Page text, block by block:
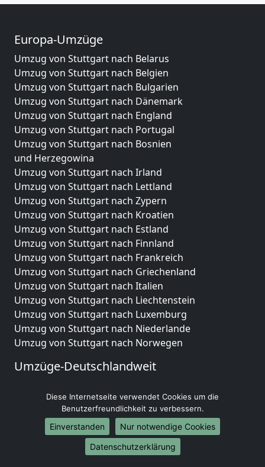
Europa-Umzüge
Umzug von Stuttgart nach Belarus
Umzug von Stuttgart nach Belgien
Umzug von Stuttgart nach Bulgarien
Umzug von Stuttgart nach Dänemark
Umzug von Stuttgart nach England
Umzug von Stuttgart nach Portugal
Umzug von Stuttgart nach Bosnien
und Herzegowina
Umzug von Stuttgart nach Irland
Umzug von Stuttgart nach Lettland
Umzug von Stuttgart nach Zypern
Umzug von Stuttgart nach Kroatien
Umzug von Stuttgart nach Estland
Umzug von Stuttgart nach Finnland
Umzug von Stuttgart nach Frankreich
Umzug von Stuttgart nach Griechenland
Umzug von Stuttgart nach Italien
Umzug von Stuttgart nach Liechtenstein
Umzug von Stuttgart nach Luxemburg
Umzug von Stuttgart nach Niederlande
Umzug von Stuttgart nach Norwegen
Umzüge-Deutschlandweit
Umzug von Stuttgart nach Hamburg
Umzug von Stuttgart nach München
Umzug von Stuttgart nach Köln
Umzug von Stuttgart nach Frankfurt am Main
Umzug von Stuttgart nach Stuttgart
Diese Internetseite verwendet Cookies um die
Benutzerfreundlichkeit zu verbessern.
Einverstanden
Nur notwendige Cookies
Datenschutzerklärung